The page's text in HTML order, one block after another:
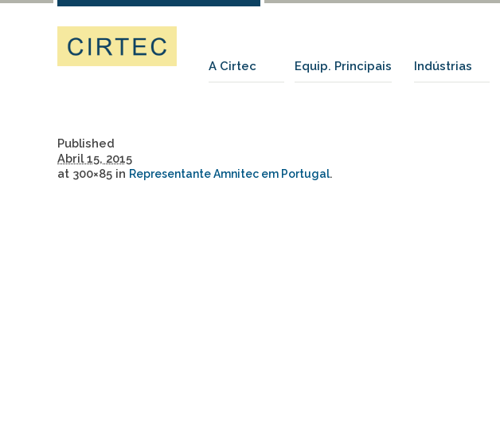
A Cirtec Equip. Principais Indústrias
Published
Abril 15, 2015
at 300×85 in Representante Amnitec em Portugal.